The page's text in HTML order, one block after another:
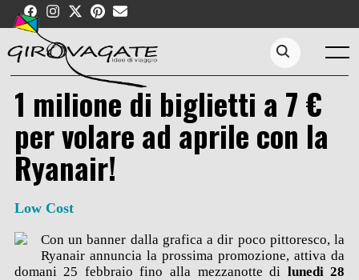
Skip
content
Menu
Search...
1 milione di biglietti a 7 €
per volare ad aprile con la
Ryanair!
Low Cost
Con un banner dalla grafica a dir poco pittoresco, la
Ryanair annuncia la prossima promozione, attiva da
domani 25 febbraio fino alla mezzanotte di lunedi 28